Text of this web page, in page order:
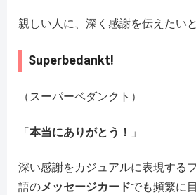
親しい人に、深く感謝を伝えたいと
Superbedankt!
（スーパーベダンクト）
「本当にありがとう！ 」
深い感謝をカジュアルに表現する
語のメッセージカードでも頻繁に